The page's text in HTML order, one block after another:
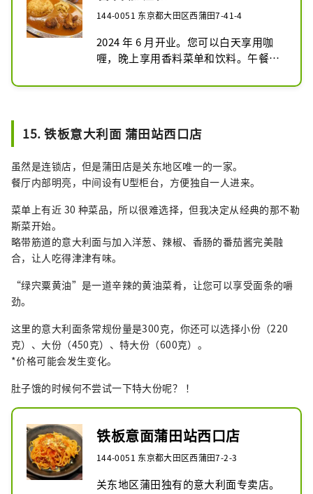
144-0051 东京都大田区西蒲田7-41-4
2024 年 6 月开业。您可以白天享用咖
喱，晚上享用香料菜单和饮料。午餐菜
15. 铁板意大利面 蒲田站西口店
虽然是连锁店，但是蒲田店是关东地区唯一的一家。
餐厅内部明亮，中间设有U型柜台，方便独自一人进来。
菜单上有近 30 种菜品，所以很难选择，但我决定从经典的那不勒
斯菜开始。
略带筋道的意大利面与加入洋葱、辣椒、香肠的番茄酱完美融
合，让人吃得津津有味。
“绿宍粟黄油”是一道辛辣的黄油菜肴，让您可以享受面条的嚼
劲。
这里的意大利面条常规份量是300克，你还可以选择小份（220
克）、大份（450克）、特大份（600克）。
*价格可能会发生变化。
肚子饿的时候何不尝试一下特大份呢？ ！
铁板意面蒲田站西口店
144-0051 东京都大田区西蒲田7-2-3
关东地区蒲田独有的意大利面专卖店。